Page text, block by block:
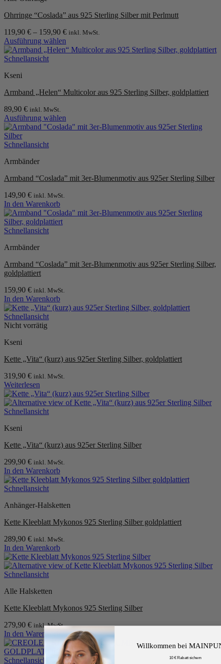
auf.
Optionen
können
auf
der
gewählt
werden
Ohrringe “Coslada” aus 925 Sterling Silber mit Perlmutt
119,90 € – 159,90 € inkl. MwSt.
Ausführung wählen
Dieses
Produkt
mehrere
auf.
Optionen
können
auf
der
Produktseite
werden
Schnellansicht
Kseni
Armband „Helen“ Multicolor aus 925 Sterling Silber, goldplattiert
89,90 € inkl. MwSt.
Ausführung wählen
Dieses
Produkt
weist
Varianten
Die
können
auf
der
Produktseite
gewählt
Schnellansicht
Armbänder
Armband “Coslada” mit 3er-Blumenmotiv aus 925er Sterling Silber
149,90 € inkl. MwSt.
In den Warenkorb
Schnellansicht
Armbänder
Armband “Coslada” mit 3er-Blumenmotiv aus 925er Sterling Silber,
goldplattiert
159,90 € inkl. MwSt.
In den Warenkorb
Schnellansicht
Nicht vorrätig
Kseni
Kette „Vita“ (kurz) aus 925er Sterling Silber, goldplattiert
319,90 € inkl. MwSt.
Weiterlesen
Schnellansicht
Kseni
Kette „Vita“ (kurz) aus 925er Sterling Silber
299,90 € inkl. MwSt.
In den Warenkorb
Schnellansicht
Anhänger-Halsketten
Kette Kleeblatt Mykonos 925 Sterling Silber goldplattiert
289,90 € inkl. MwSt.
In den Warenkorb
Schnellansicht
Alle Halsketten
Kette Kleeblatt Mykonos 925 Sterling Silber
279,90 € inkl. MwSt.
In den Warenkorb
Schnellansicht
Willkommen bei
10 € Rabatt sichern